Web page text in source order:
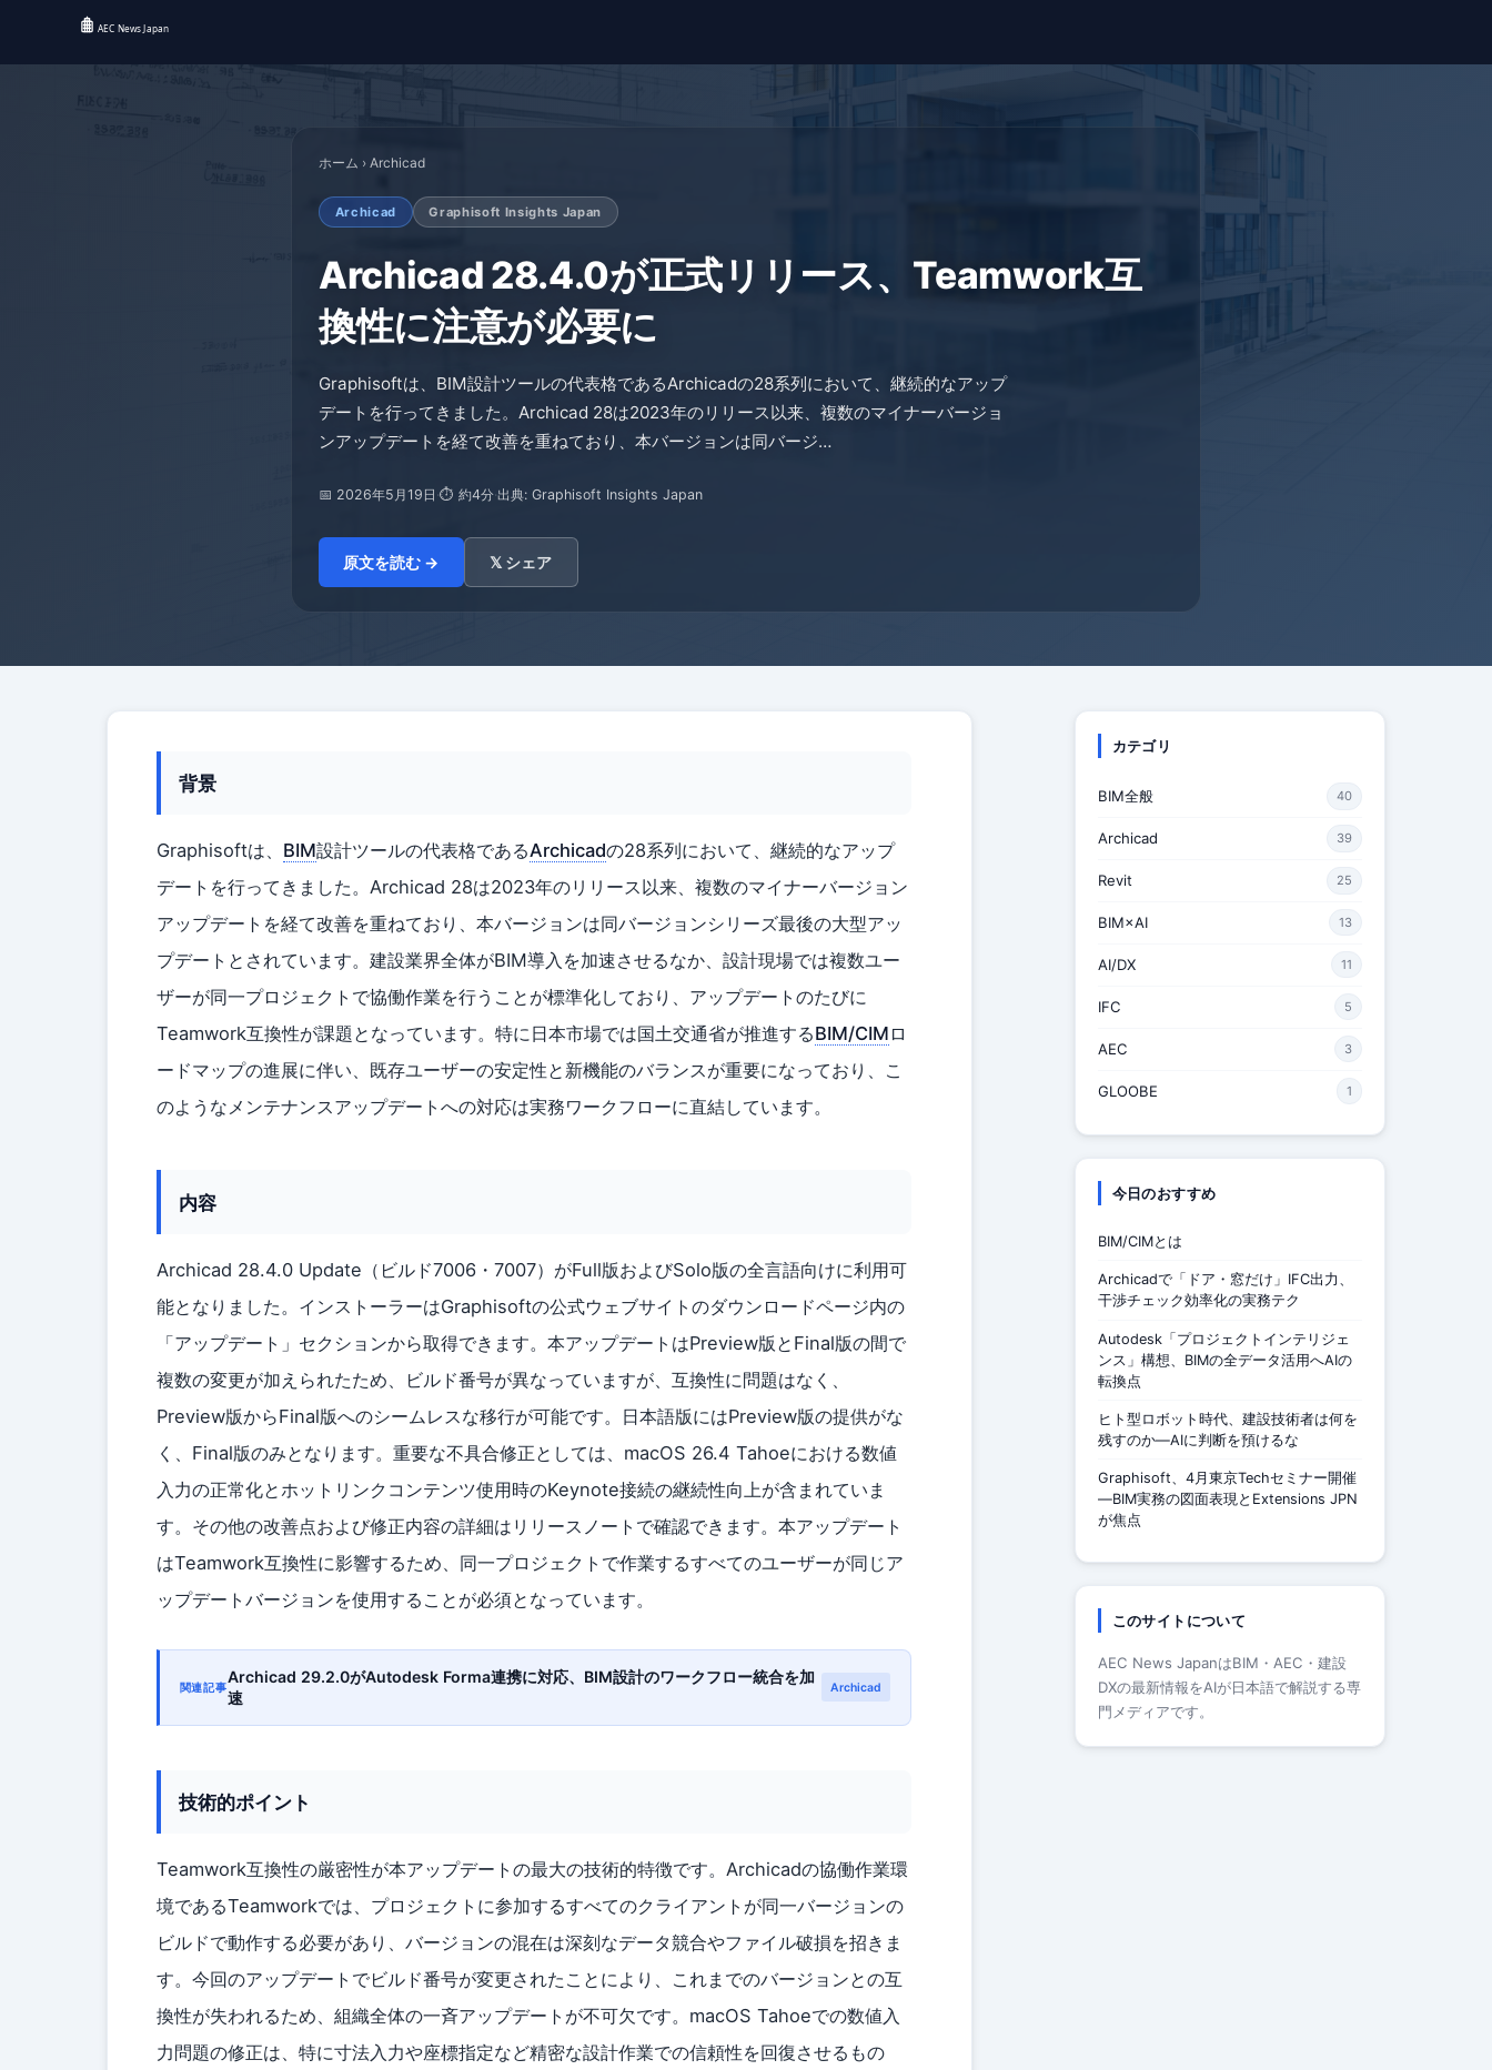
ホーム › Archicad
Archicad Graphisoft Insights Japan
Archicad 28.4.0が正式リリース、Teamwork互
換性に注意が必要に
Graphisoftは、BIM設計ツールの代表格であるArchicadの28系列において、継続的なアップ
デートを行ってきました。Archicad 28は2023年のリリース以来、複数のマイナーバージョ
ンアップデートを経て改善を重ねており、本バージョンは同バージ…
📅 2026年5月19日 ·⏱ 約4分·出典: Graphisoft Insights Japan
原文を読む → 𝕏 シェア
背景
Graphisoftは、 BIM設計ツールの代表格であるArchicadの28系列において、継続的なアップ
デートを行ってきました。Archicad 28は2023年のリリース以来、複数のマイナーバージョン
アップデートを経て改善を重ねており、本バージョンは同バージョンシリーズ最後の大型アッ
プデートとされています。建設業界全体がBIM導入を加速させるなか、設計現場では複数ユー
ザーが同一プロジェクトで協働作業を行うことが標準化しており、アップデートのたびに
Teamwork互換性が課題となっています。特に日本市場では国土交通省が推進するBIM/CIM ロ
ードマップの進展に伴い、既存ユーザーの安定性と新機能のバランスが重要になっており、こ
のようなメンテナンスアップデートへの対応は実務ワークフローに直結しています。
内容
Archicad 28.4.0 Update（ビルド7006・7007）がFull版およびSolo版の全言語向けに利用可
能となりました。インストーラーはGraphisoftの公式ウェブサイトのダウンロードページ内の
「アップデート」セクションから取得できます。本アップデートはPreview版とFinal版の間で
複数の変更が加えられたため、ビルド番号が異なっていますが、互換性に問題はなく、
Preview版からFinal版へのシームレスな移行が可能です。日本語版にはPreview版の提供がな
く、Final版のみとなります。重要な不具合修正としては、macOS 26.4 Tahoeにおける数値
入力の正常化とホットリンクコンテンツ使用時のKeynote接続の継続性向上が含まれていま
す。その他の改善点および修正内容の詳細はリリースノートで確認できます。本アップデート
はTeamwork互換性に影響するため、同一プロジェクトで作業するすべてのユーザーが同じア
ップデートバージョンを使用することが必須となっています。
関連記事
Archicad 29.2.0がAutodesk Forma連携に対応、BIM設計のワークフロー統合を加
速
Archicad
技術的ポイント
Teamwork互換性の厳密性が本アップデートの最大の技術的特徴です。Archicadの協働作業環
境であるTeamworkでは、プロジェクトに参加するすべてのクライアントが同一バージョンの
ビルドで動作する必要があり、バージョンの混在は深刻なデータ競合やファイル破損を招きま
す。今回のアップデートでビルド番号が変更されたことにより、これまでのバージョンとの互
換性が失われるため、組織全体の一斉アップデートが不可欠です。macOS Tahoeでの数値入
力問題の修正は、特に寸法入力や座標指定など精密な設計作業での信頼性を回復させるもの
カテゴリ
BIM全般 40
Archicad 39
Revit 25
BIM×AI 13
AI/DX 11
IFC 5
AEC 3
GLOOBE 1
今日のおすすめ
BIM/CIMとは
Archicadで「ドア・窓だけ」IFC出力、
干渉チェック効率化の実務テク
Autodesk「プロジェクトインテリジェ
ンス」構想、BIMの全データ活用へAIの
転換点
ヒト型ロボット時代、建設技術者は何を
残すのか—AIに判断を預けるな
Graphisoft、4月東京Techセミナー開催
—BIM実務の図面表現とExtensions JPN
が焦点
このサイトについて
AEC News JapanはBIM・AEC・建設
DXの最新情報をAIが日本語で解説する専
門メディアです。